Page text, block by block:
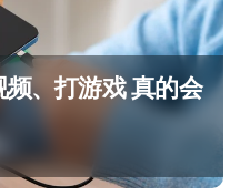
、打游戏 真的会